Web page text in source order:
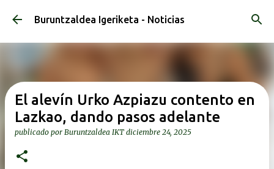
Ir al contenido principal
Buruntzaldea Igeriketa - Noticias
El alevín Urko Azpiazu contento en
Lazkao, dando pasos adelante
publicado por Buruntzaldea IKT diciembre 24, 2025